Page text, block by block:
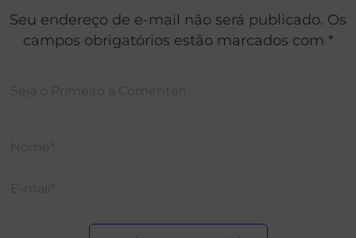
Seu endereço de e-mail não será publicado. Os
campos obrigatórios estão marcados com *